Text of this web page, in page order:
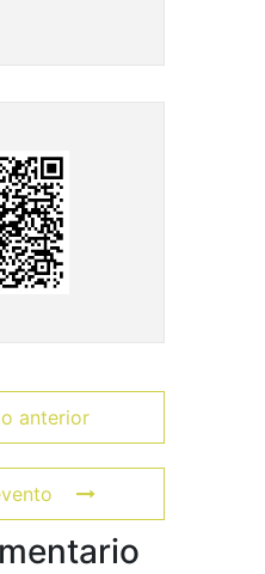
anterior